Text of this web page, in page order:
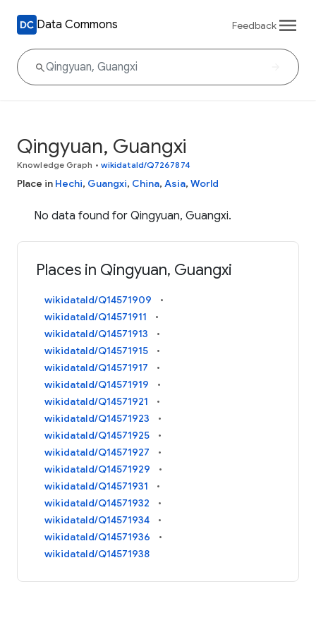
Data Commons Feedback
Qingyuan, Guangxi
Knowledge Graph • wikidataId/Q7267874
Place in Hechi, Guangxi, China, Asia, World
No data found for Qingyuan, Guangxi.
Places in Qingyuan, Guangxi
wikidataId/Q14571909
wikidataId/Q14571911
wikidataId/Q14571913
wikidataId/Q14571915
wikidataId/Q14571917
wikidataId/Q14571919
wikidataId/Q14571921
wikidataId/Q14571923
wikidataId/Q14571925
wikidataId/Q14571927
wikidataId/Q14571929
wikidataId/Q14571931
wikidataId/Q14571932
wikidataId/Q14571934
wikidataId/Q14571936
wikidataId/Q14571938